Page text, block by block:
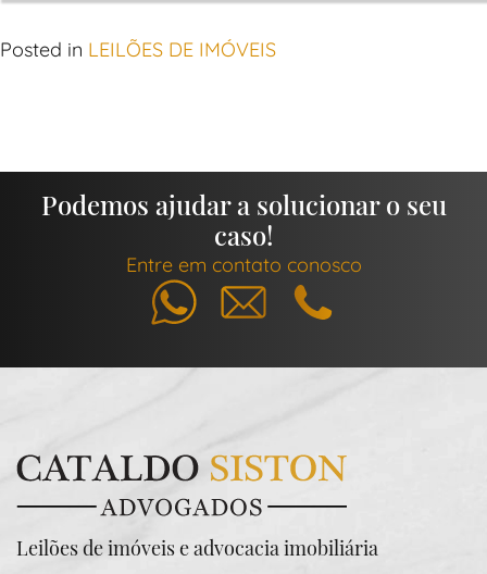
Posted in LEILÕES DE IMÓVEIS
Podemos ajudar a solucionar o seu
caso!
Entre em contato conosco
WhatsappE-mail
Leilões de imóveis e advocacia imobiliária